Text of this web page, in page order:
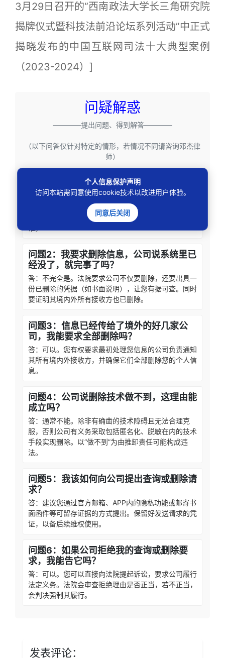
3月29日召开的“西南政法大学长三角研究院
揭牌仪式暨科技法前沿论坛系列活动”中正式
揭晓发布的中国互联网司法十大典型案例
（2023-2024）]
问疑解惑
————提出问题、得到解答————
（以下问答仅针对特定的情形，若情况不同请咨询邓杰律
师）
问题1：我怀疑APP存了我的旧信息，能要
求它告诉我存了什么吗？
答：可以。您有权向个人信息处理者提出查询请求，要
求其告知您存储了哪些个人信息、用在了哪里、传给了
问题2：我要求删除信息，公司说系统里已
经没了，就完事了吗？
答：不完全是。法院要求公司不仅要删除，还要出具一
份已删除的凭据（如书面说明），让您有据可查。同时
要证明其境内外所有接收方也已删除。
问题3：信息已经传给了境外的好几家公
司，我能要求全部删除吗？
答：可以。您有权要求最初处理您信息的公司负责通知
其所有境内外接收方，并确保它们全部删除您的个人信
息。
问题4：公司说删除技术做不到，这理由能
成立吗？
答：通常不能。除非有确凿的技术障碍且无法合理克
服，否则公司有义务采取包括匿名化、脱敏在内的技术
手段实现删除。以“做不到”为由推卸责任可能构成违
法。
问题5：我该如何向公司提出查询或删除请
求？
答：建议您通过官方邮箱、APP内的隐私功能或邮寄书
面函件等可留存证据的方式提出。保留好发送请求的凭
证，以备后续维权使用。
问题6：如果公司拒绝我的查询或删除要
求，我能告它吗？
答：可以。您可以直接向法院提起诉讼，要求公司履行
法定义务。法院会审查拒绝理由是否正当，若不正当，
会判决强制其履行。
发表评论：
个人信息保护声明
访问本站需同意使用cookie技术以改进用户体验。
同意后关闭